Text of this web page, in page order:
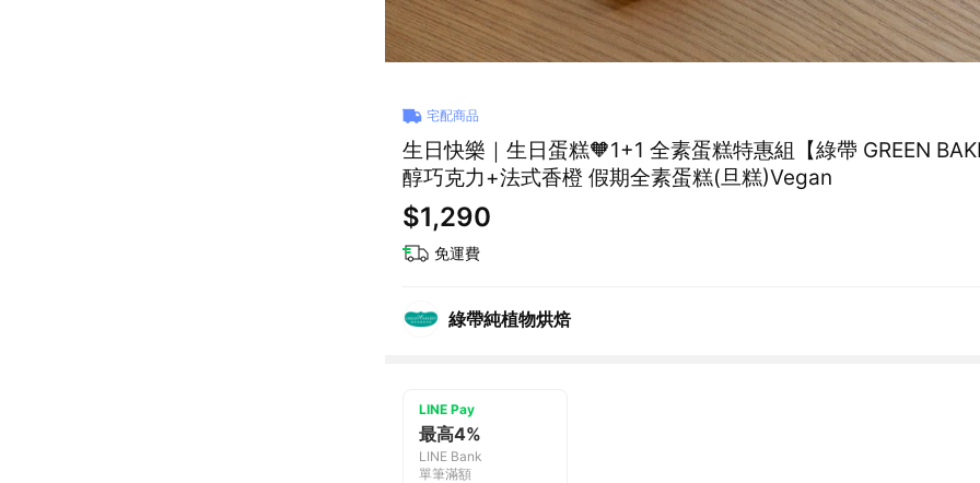
宅配商品
生日快樂｜生日蛋糕🧡1+1 全素蛋糕特惠組【綠帶 GREEN
醇巧克力+法式香橙 假期全素蛋糕(旦糕)Vegan
$1,290
免運費
綠帶純植物烘焙
LINE Pay
最高4%
LINE Bank
單筆滿額